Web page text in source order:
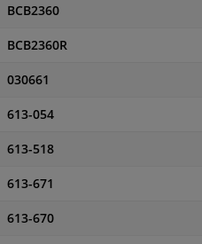
BCB2360
BCB2360R
030661
613-054
613-518
613-671
613-670